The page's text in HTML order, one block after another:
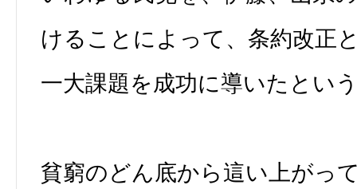
けることによって、条約改正
一大課題を成功に導いたとい
貧窮のどん底から這い上がっ